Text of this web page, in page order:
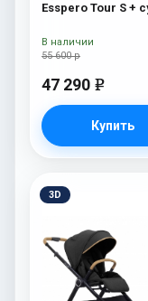
Esspero Tour S +
55 600 р
47 290 e
Купить
В наличии
3D